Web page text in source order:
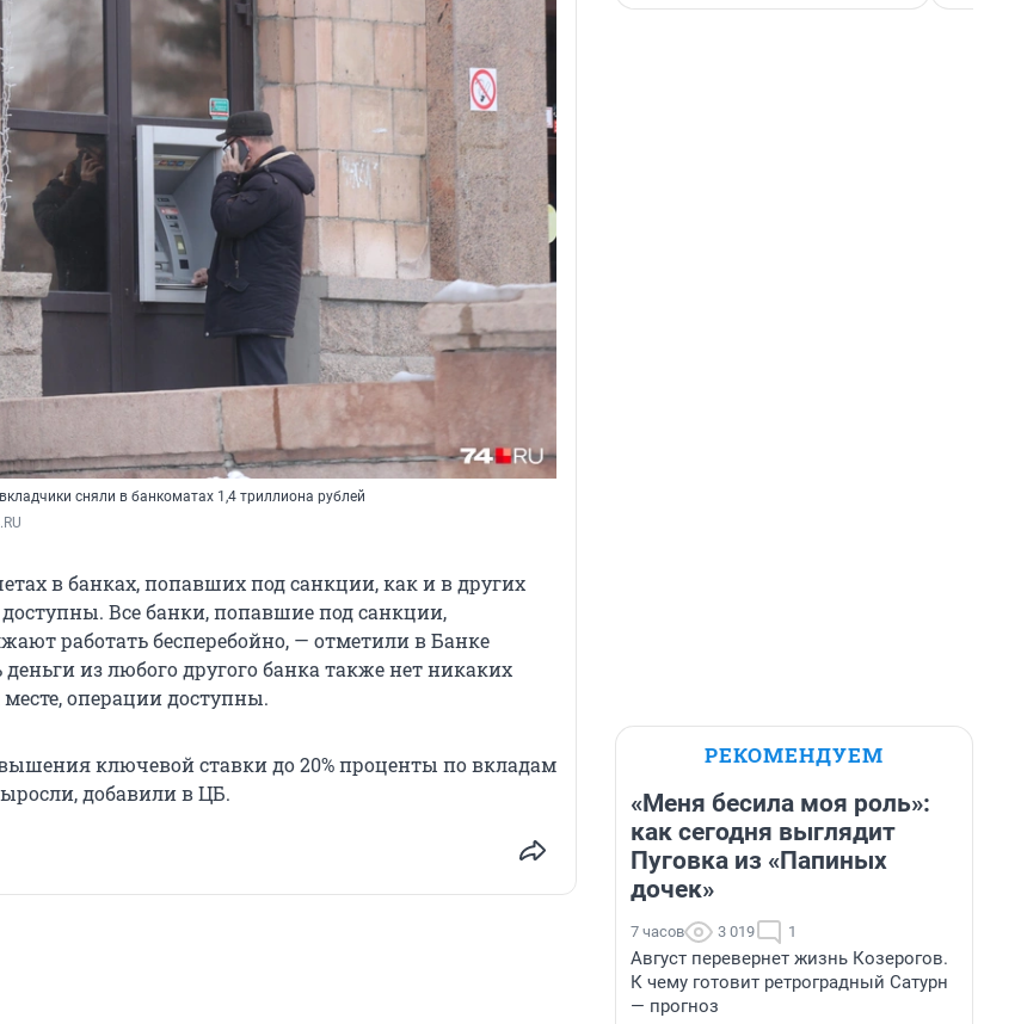
сняли в банкоматах 1,4 триллиона рублей
в банках, попавших под санкции, как и в других
Все банки, попавшие под санкции,
работать бесперебойно, — отметили в Банке
из любого другого банка также нет никаких
операции доступны.
ключевой ставки до 20% проценты по вкладам
добавили в ЦБ.
РЕКОМЕНДУЕМ
«Меня бесила моя роль»:
как сегодня выглядит
Пуговка из «Папиных
дочек»
7 часов 3 019 1
Август перевернет жизнь Козерогов.
К чему готовит ретроградный Сатурн
— прогноз